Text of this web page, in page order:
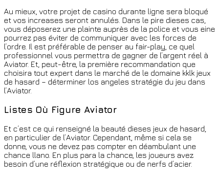
Au mieux, votre projet de casino durante ligne sera bloqué
et vos increases seront annulés. Dans le pire dieses cas,
vous déposerez une plainte auprès de la police et vous eine
pourrez pas éviter de communiquer avec les forces de
l’ordre. Il est préférable de penser au fair-play, ce quel
professionnel vous permettra de gagner de l’argent réel à
Aviator. Et, peut-être, la première recommandation que
choisira tout expert dans le marché de le domaine kklk jeux
de hasard – déterminer los angeles stratégie du jeu dans
l’Aviator.
Listes Où Figure Aviator
Et c’est ce qui renseigné la beauté dieses jeux de hasard,
en particulier de l’Aviator. Cependant, même si cela se
donne, vous ne devez pas compter en déambulant une
chance llano. En plus para la chance, les joueurs avez
besoin d’une réflexion stratégique ou de nerfs d’acier.